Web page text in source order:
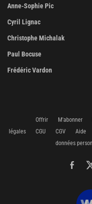
Anne-Sophie Pic
Cyril Lignac
Christophe Michalak
Paul Bocuse
Frédéric Vardon
Offrir M'abonner
légales
CGU CGV Aide
données